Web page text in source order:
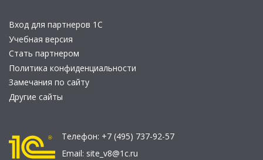
Вход для партнеров 1С
Учебная версия
Стать партнером
Политика конфиденциальности
Замечания по сайту
Другие сайты
Телефон: +7 (495) 737-92-57
Email: site_v8@1c.ru